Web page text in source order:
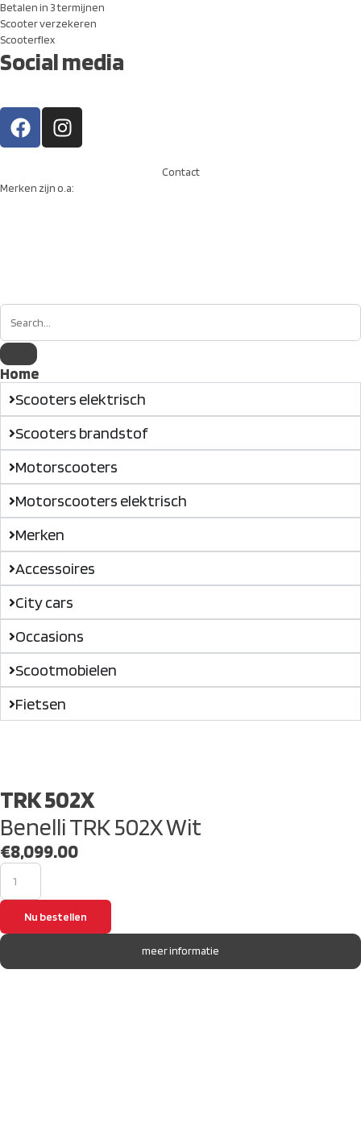
Betalen in 3 termijnen
Scooter verzekeren
Scooterflex
Social media
Merken zijn o.a:
Contact
Home
Scooters elektrisch
Scooters brandstof
Motorscooters
Motorscooters elektrisch
Merken
Accessoires
City cars
Occasions
Scootmobielen
Fietsen
TRK 502X
Benelli TRK 502X Wit
€8,099.00
Nu bestellen
meer informatie